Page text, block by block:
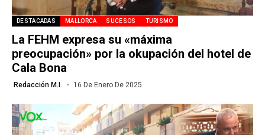
DESTACADAS MALLORCA SUCESOS TURISMO
La FEHM expresa su «máxima
preocupación» por la okupación del hotel de
Cala Bona
Redacción M.I. 16 De Enero De 2025